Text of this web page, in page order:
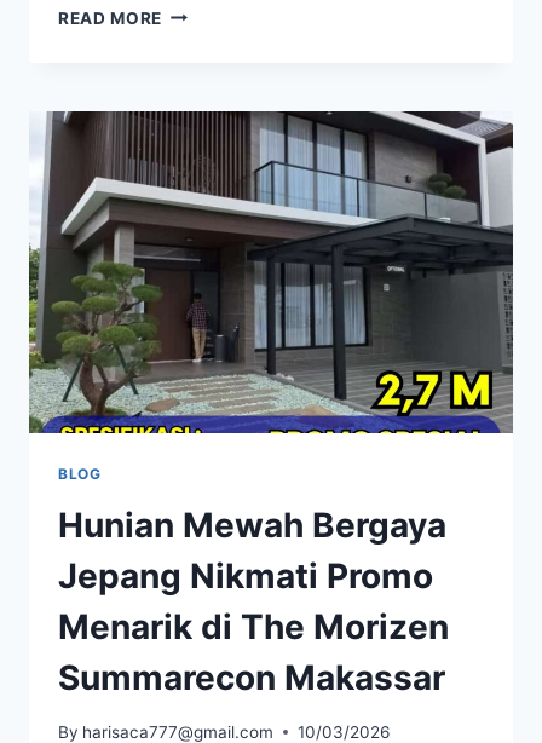
READ MORE HUNIAN
MAKASSAR
MORIZEN
BLOG
Hunian Mewah Bergaya
Jepang Nikmati Promo
Menarik di The Morizen
Summarecon Makassar
By harisaca777@gmail.com 10/03/2026